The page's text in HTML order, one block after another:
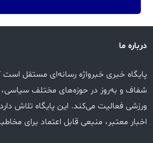
درباره ما
پایگاه خبری خبرواژه رسانه‌ای مستقل است
شفاف و به‌روز در حوزه‌های مختلف سیاسی،
ورزشی فعالیت می‌کند. این پایگاه تلاش
اخبار معتبر، منبعی قابل اعتماد برای